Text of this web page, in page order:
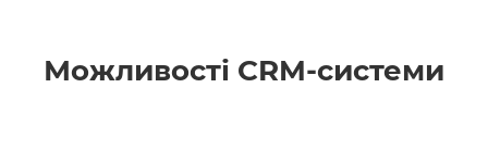
Можливості CRM-системи